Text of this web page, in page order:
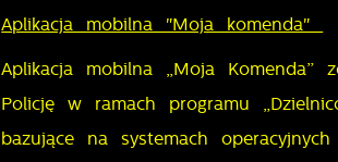
Aplikacja mobilna "Moja komenda"
Aplikacja mobilna „Moja Komenda”
Policję w ramach programu
bazujące na systemach